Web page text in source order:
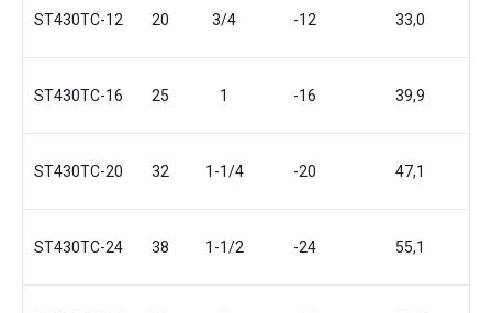
ST430TC-12 20 3/4 -12 33,0
ST430TC-16 25 1 -16 39,9
ST430TC-20 32 1-1/4 -20 47,1
ST430TC-24 38 1-1/2 -24 55,1